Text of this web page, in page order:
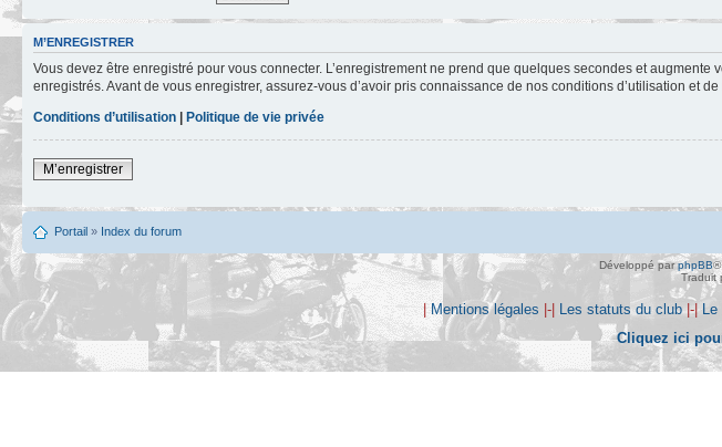
M’ENREGISTRER
Vous devez être enregistré pour vous connecter. L’enregistrement ne prend que quelques secondes et
enregistrés. Avant de vous enregistrer, assurez-vous d’avoir pris connaissance de nos conditions d’utilisation et
Conditions d’utilisation | Politique de vie privée
M’enregistrer
Portail » Index du forum
Développé parphpBB®
Traduit
| Mentions légales |-| Les statuts du club |-| Le
Cliquez ici